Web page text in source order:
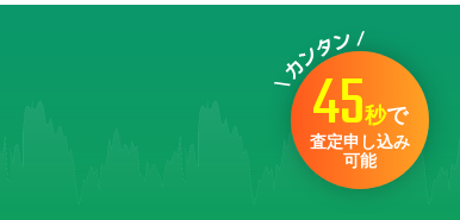
45秒で
査定申し込み
可能